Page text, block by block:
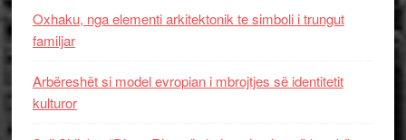
Oxhaku, nga elementi arkitektonik te simboli i trungut
familjar
Arbëreshët si model evropian i mbrojtjes së identitetit
kulturor